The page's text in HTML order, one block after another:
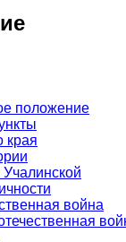
положение
края
война